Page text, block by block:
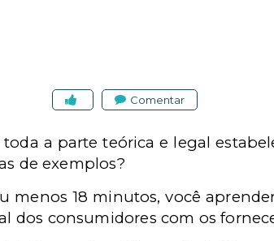
Comentar
a parte teórica e legal
de exemplos?
menos 18 minutos, você
dos consumidores com os